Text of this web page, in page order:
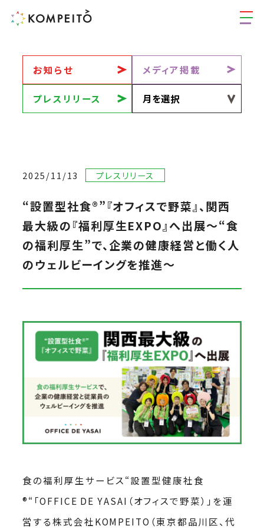
お知らせ メディア掲載
プレスリリース
2025/11/13 プレスリリース
“設置型社食®”『オフィスで野菜』、関西
最大級の『福利厚生EXPO』へ出展〜“食
の福利厚生”で、企業の健康経営と働く人
のウェルビーイングを推進〜
食の福利厚生サービス“設置型健康社食
®“「OFFICE DE YASAI（オフィスで野菜）」を運
営する株式会社KOMPEITO（東京都品川区、代